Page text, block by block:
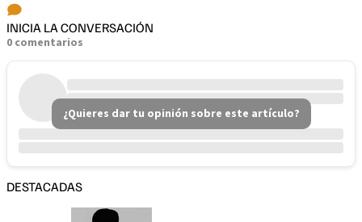
INICIA LA CONVERSACIÓN
0 comentarios
¿Quieres dar tu opinión sobre este artículo?
DESTACADAS